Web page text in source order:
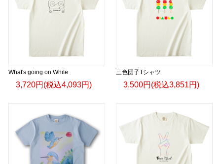
What's going on White
3,720円(税込4,093円)
三色団子Tシャツ
3,500円(税込3,851円)